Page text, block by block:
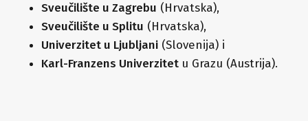
Sveučilište u Zagrebu (Hrvatska),
Sveučilište u Splitu (Hrvatska),
Univerzitet u Ljubljani (Slovenija) i
Karl-Franzens Univerzitet u Grazu (Austrija).